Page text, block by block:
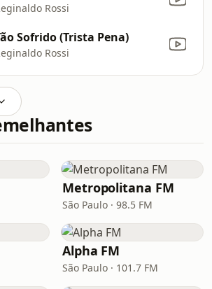
Rossi
Sofrido (Trista Pena)
Rossi
Metropolitana FM
São Paulo · 98.5 FM
Alpha FM
São Paulo · 101.7 FM